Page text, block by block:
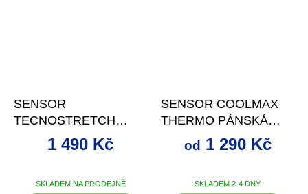
SENSOR
TECNOSTRETCH
PÁNSKÁ MIKINA
CELOZIP S KAPUCÍ
BLUESKLADEM NA PRODEJNĚ
1 490 Kč
SENSOR COOLMAX
THERMO PÁNSKÁ
MIKINA ZIP MUSTARD/
ČERNÁ
SKLADEM 2-4 DNY
od 1 290 Kč